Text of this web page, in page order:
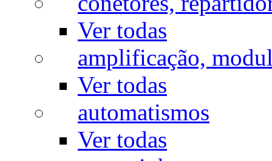
Ver todas
amplificação,
Ver todas
automatismos
Ver todas